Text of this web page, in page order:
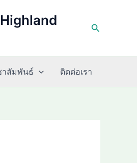
Search
าสัมพันธ์ ติดต่อเรา